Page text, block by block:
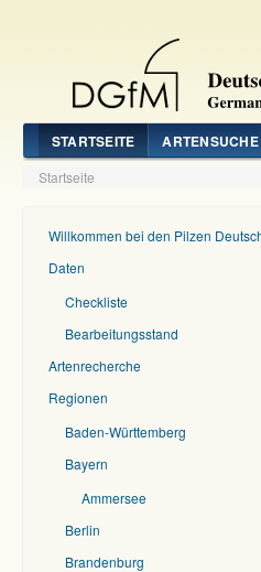
STARTSEITE ARTENSUCHE
Startseite
Willkommen bei den Pilzen
Daten
Checkliste
Bearbeitungsstand
Artenrecherche
Regionen
Baden-Württemberg
Bayern
Ammersee
Berlin
Brandenburg